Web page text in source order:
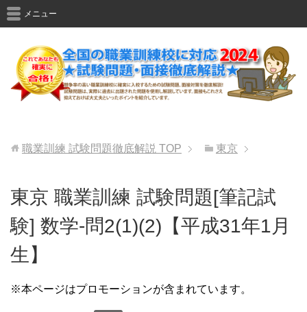
メニュー
職業訓練 試験問題徹底解説 TOP 東京
東京 職業訓練 試験問題[筆記試
験] 数学-問2(1)(2)【平成31年1月
生】
※本ページはプロモーションが含まれています。